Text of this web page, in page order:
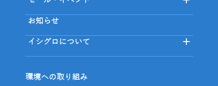
お知らせ
イシグロについて
環境への取り組み